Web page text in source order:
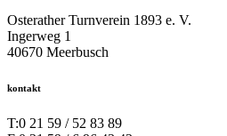
Osterather Turnverein 1893 e. V.
Ingerweg 1
40670 Meerbusch
kontakt
T:0 21 59 / 52 83 89